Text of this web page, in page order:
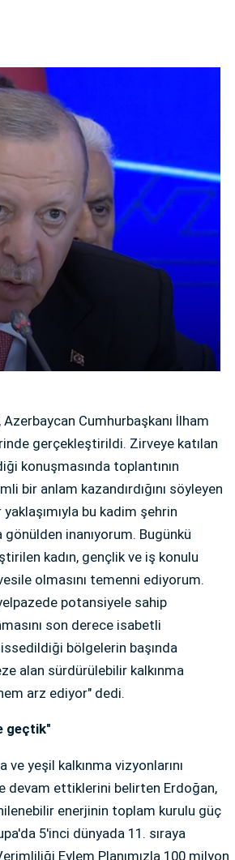
Cumhurbaşkanı İlham
gerçekleştirildi. Zirveye katılan
konuşmasında toplantının
bir anlam kazandırdığını söyleyen
bu kadim şehrin
gönülden inanıyorum. Bugünkü
kadın, gençlik ve iş konulu
olmasını temenni ediyorum.
potansiyele sahip
son derece isabetli
bölgelerin başında
alan sürdürülebilir kalkınma
arz ediyor" dedi.
geçtik"
ve yeşil kalkınma vizyonlarını
ettiklerini belirten Erdoğan,
enerjinin toplam kurulu güç
5'inci dünyada 11. sıraya
Eylem Planımızla 100 milyon